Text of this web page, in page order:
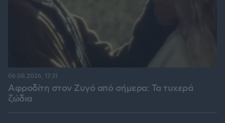
Αφροδίτη στον Ζυγό από σήμερα: Τα τυχερά
ζώδια
06.08.2026, 17:31